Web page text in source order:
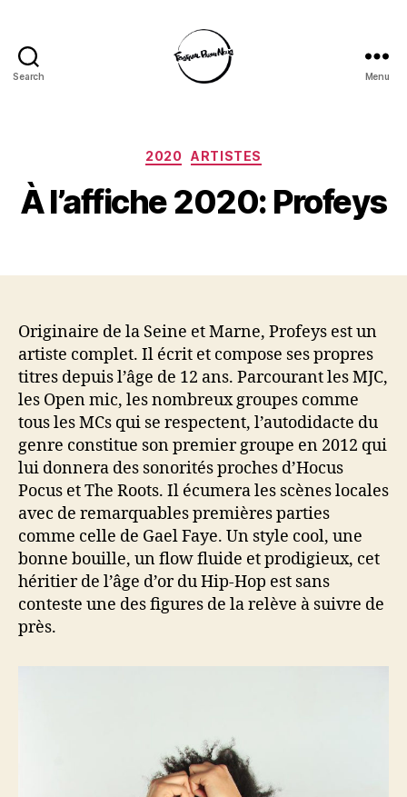
Search Menu
Categories
2020 ARTISTES
À l’affiche 2020: Profeys
Originaire de la Seine et Marne, Profeys est un
artiste complet. Il écrit et compose ses propres
titres depuis l’âge de 12 ans. Parcourant les MJC,
les Open mic, les nombreux groupes comme
tous les MCs qui se respectent, l’autodidacte du
genre constitue son premier groupe en 2012 qui
lui donnera des sonorités proches d’Hocus
Pocus et The Roots. Il écumera les scènes locales
avec de remarquables premières parties
comme celle de Gael Faye. Un style cool, une
bonne bouille, un flow fluide et prodigieux, cet
héritier de l’âge d’or du Hip-Hop est sans
conteste une des figures de la relève à suivre de
près.